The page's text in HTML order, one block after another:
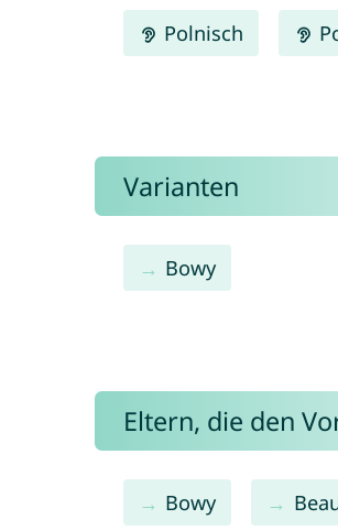
Polnisch
Varianten
Bowy
Eltern, die den
Bowy